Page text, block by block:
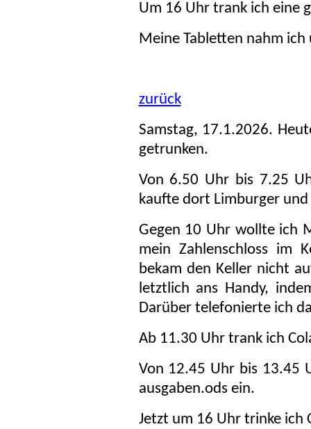
Um 16 Uhr trank ich eine
Meine Tabletten nahm ich
zurück
Samstag, 17.1.2026.
getrunken.
Von 6.50 Uhr bis 7.25
kaufte dort Limburger
Gegen 10 Uhr wollte ich
mein Zahlenschloss im
bekam den Keller nicht
letztlich ans Handy,
Darüber telefonierte ich
Ab 11.30 Uhr trank ich
Von 12.45 Uhr bis 13.45
ausgaben.ods ein.
Jetzt um 16 Uhr trinke ich